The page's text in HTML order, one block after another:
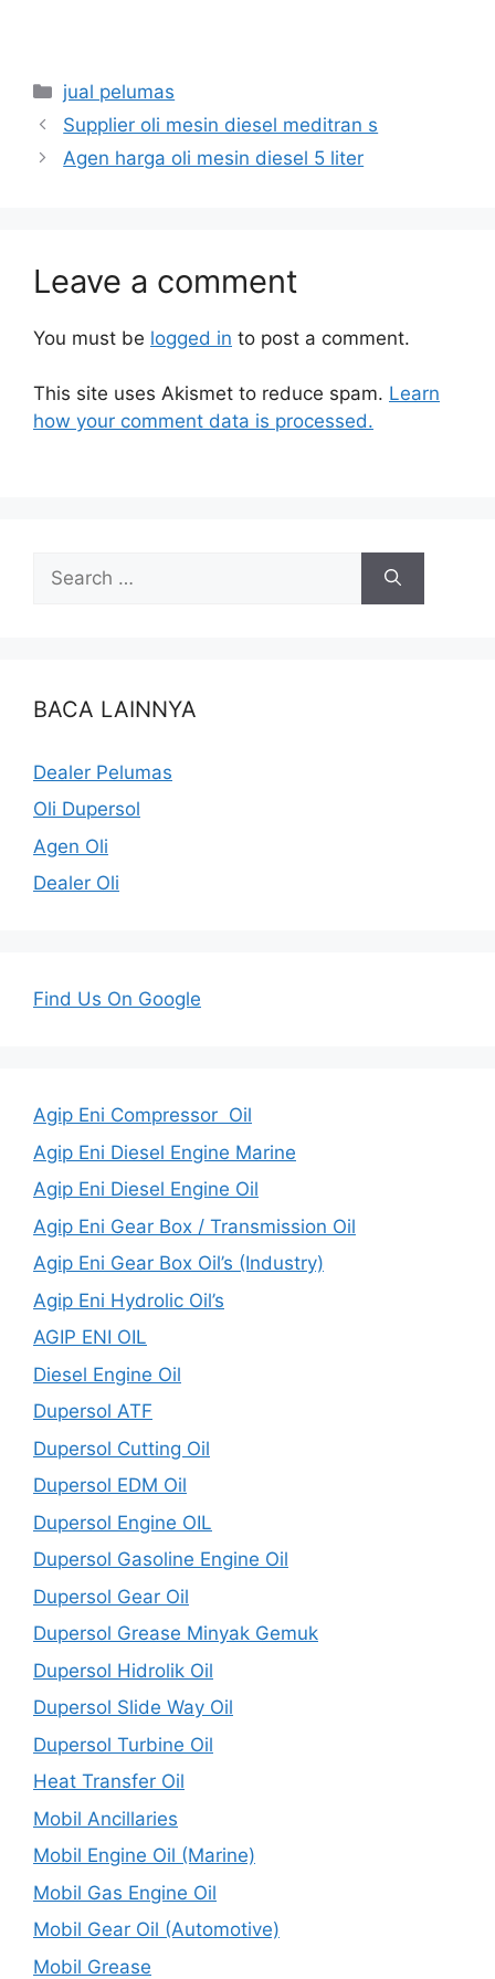
jual pelumas
Supplier oli mesin diesel meditran s
Agen harga oli mesin diesel 5 liter
Leave a comment
You must be logged in to post a comment.
This site uses Akismet to reduce spam. Learn
how your comment data is processed.
BACA LAINNYA
Dealer Pelumas
Oli Dupersol
Agen Oli
Dealer Oli
Find Us On Google
Agip Eni Compressor Oil
Agip Eni Diesel Engine Marine
Agip Eni Diesel Engine Oil
Agip Eni Gear Box / Transmission Oil
Agip Eni Gear Box Oil’s (Industry)
Agip Eni Hydrolic Oil’s
AGIP ENI OIL
Diesel Engine Oil
Dupersol ATF
Dupersol Cutting Oil
Dupersol EDM Oil
Dupersol Engine OIL
Dupersol Gasoline Engine Oil
Dupersol Gear Oil
Dupersol Grease Minyak Gemuk
Dupersol Hidrolik Oil
Dupersol Slide Way Oil
Dupersol Turbine Oil
Heat Transfer Oil
Mobil Ancillaries
Mobil Engine Oil (Marine)
Mobil Gas Engine Oil
Mobil Gear Oil (Automotive)
Mobil Grease